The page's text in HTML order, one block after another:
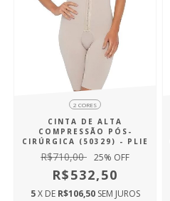
2 CORES
CINTA DE ALTA
COMPRESSÃO PÓS-
CIRÚRGICA (50329) - PLIE
R$710,00 25% OFF
R$532,50
5 X DE R$106,50 SEM JUROS